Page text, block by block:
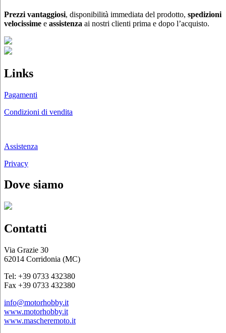
Prezzi vantaggiosi, disponibilità immediata del prodotto, spedizioni
velocissime e assistenza ai nostri clienti prima e dopo l’acquisto.
Links
Pagamenti
Condizioni di vendita
Assistenza
Privacy
Dove siamo
Contatti
Via Grazie 30
62014 Corridonia (MC)
Tel: +39 0733 432380
Fax +39 0733 432380
info@motorhobby.it
www.motorhobby.it
www.mascheremoto.it